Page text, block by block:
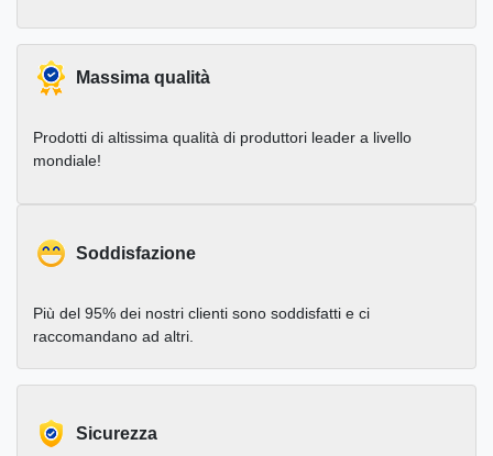
Massima qualità
Prodotti di altissima qualità di produttori leader a livello
mondiale!
Soddisfazione
Più del 95% dei nostri clienti sono soddisfatti e ci
raccomandano ad altri.
Sicurezza